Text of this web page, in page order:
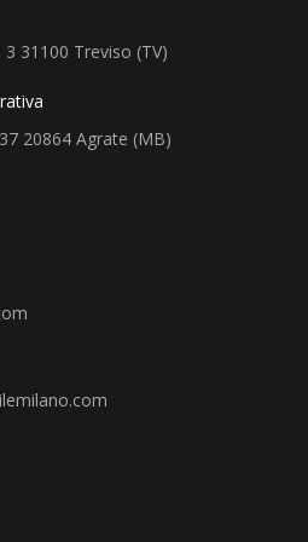
31100 Treviso (TV)
20864 Agrate (MB)